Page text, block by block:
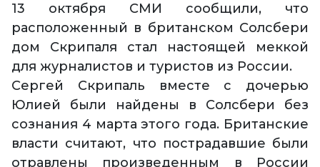
13 октября СМИ сообщили, что
расположенный в британском Солсбери
дом Скрипаля стал настоящей меккой
для журналистов и туристов из России.
Сергей Скрипаль вместе с дочерью
Юлией были найдены в Солсбери без
сознания 4 марта этого года. Британские
власти считают, что пострадавшие были
отравлены произведенным в России